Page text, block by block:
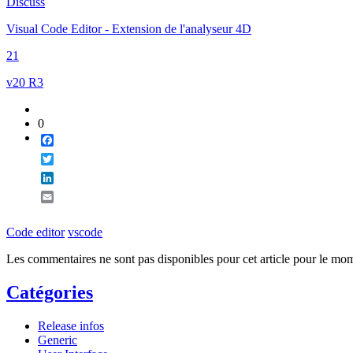
Email
Visual Code Editor - Extension de l'analyseur 4D
21
v20 R3
0
Code editor vscode
Les commentaires ne sont pas disponibles pour cet article pour le
Catégories
Release infos
Generic